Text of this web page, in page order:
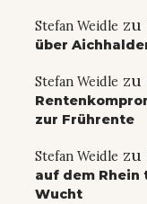
Stefan Weidle zu
über
Stefan Weidle zu
zur Frührente
Stefan Weidle zu
auf dem
Wucht